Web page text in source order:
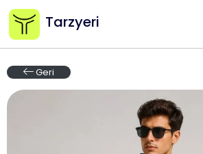
Tarzyeri
Geri